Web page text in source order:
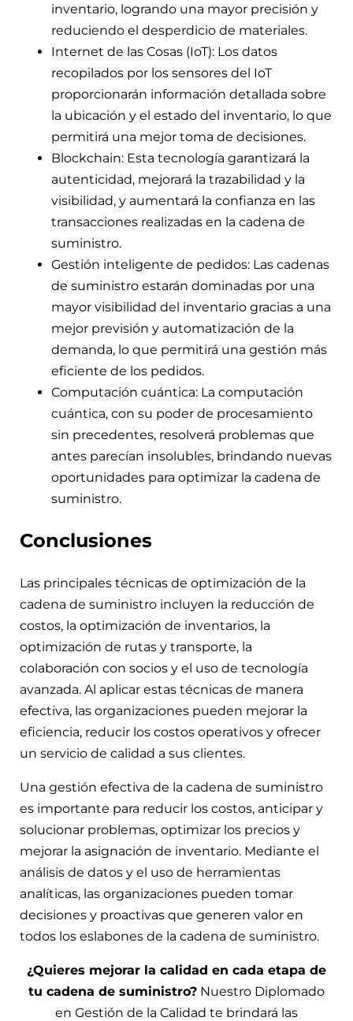
inventario, logrando una mayor precisión y
reduciendo el desperdicio de materiales.
Internet de las Cosas (IoT): Los datos
recopilados por los sensores del IoT
proporcionarán información detallada sobre
la ubicación y el estado del inventario, lo que
permitirá una mejor toma de decisiones.
Blockchain: Esta tecnología garantizará la
autenticidad, mejorará la trazabilidad y la
visibilidad, y aumentará la confianza en las
transacciones realizadas en la cadena de
suministro.
Gestión inteligente de pedidos: Las cadenas
de suministro estarán dominadas por una
mayor visibilidad del inventario gracias a una
mejor previsión y automatización de la
demanda, lo que permitirá una gestión más
eficiente de los pedidos.
Computación cuántica: La computación
cuántica, con su poder de procesamiento
sin precedentes, resolverá problemas que
antes parecían insolubles, brindando nuevas
oportunidades para optimizar la cadena de
suministro.
Conclusiones
Las principales técnicas de optimización de la
cadena de suministro incluyen la reducción de
costos, la optimización de inventarios, la
optimización de rutas y transporte, la
colaboración con socios y el uso de tecnología
avanzada. Al aplicar estas técnicas de manera
efectiva, las organizaciones pueden mejorar la
eficiencia, reducir los costos operativos y ofrecer
un servicio de calidad a sus clientes.
Una gestión efectiva de la cadena de suministro
es importante para reducir los costos, anticipar y
solucionar problemas, optimizar los precios y
mejorar la asignación de inventario. Mediante el
análisis de datos y el uso de herramientas
analíticas, las organizaciones pueden tomar
decisiones y proactivas que generen valor en
todos los eslabones de la cadena de suministro.
¿Quieres mejorar la calidad en cada etapa de
tu cadena de suministro? Nuestro Diplomado
en Gestión de la Calidad te brindará las